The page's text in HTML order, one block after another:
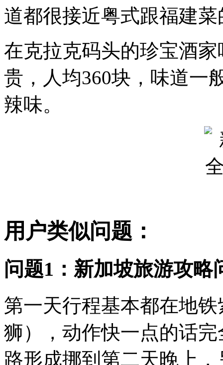
道都很接近粤式跟福建菜
在克拉克码头的珍宝酒
贵，人均360块，味道一
辣味。
用户类似问题：
问题1：新加坡旅游攻略
第一天行程基本都在地
狮），动作快一点的话
路形成挪到第二天晚上